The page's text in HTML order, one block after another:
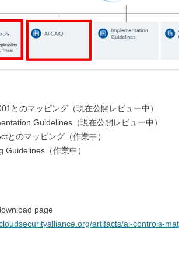
とのマッピング（現在公開レビュー中）
Guidelines（現在公開レビュー中）
とのマッピング（作業中）
Guidelines（作業中）
page
artifacts/ai-controls-